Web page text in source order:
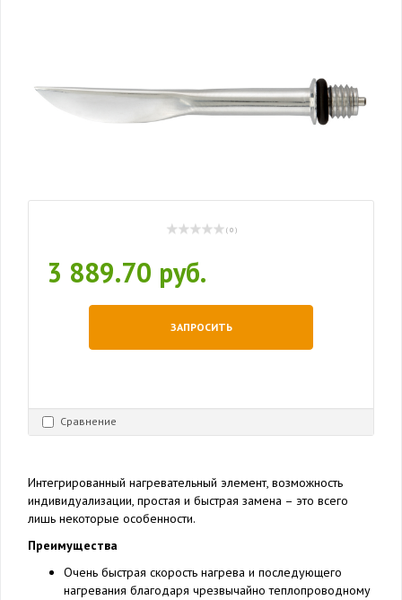
( 0 )
3 889.70 руб.
ЗАПРОСИТЬ
Сравнение
Интегрированный нагревательный элемент, возможность
индивидуализации, простая и быстрая замена – это всего
лишь некоторые особенности.
Преимущества
Очень быстрая скорость нагрева и последующего
нагревания благодаря чрезвычайно теплопроводному